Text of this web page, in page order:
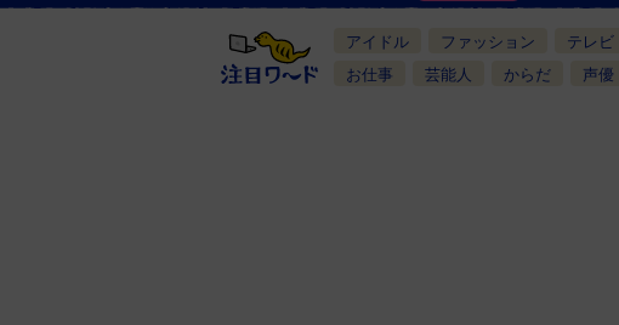
ュ
一
覧
アイドル ファッション テレビ
お仕事
芸能人 からだ 声優